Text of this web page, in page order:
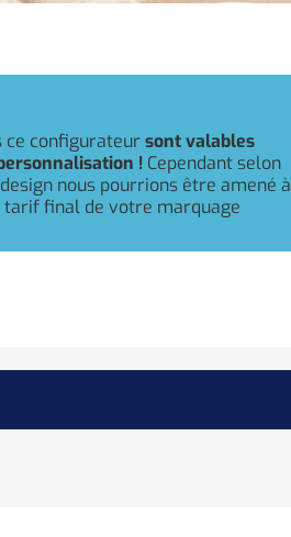
ce configurateursont valables
! Cependant selon
nous pourrions être amené à
final de votre marquage